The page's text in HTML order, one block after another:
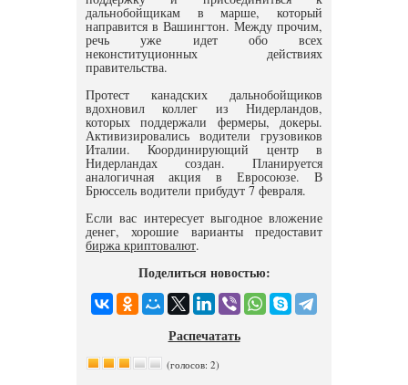
дальнобойщикам в марше, который
направится в Вашингтон. Между прочим,
речь уже идет обо всех
неконституционных действиях
правительства.
Протест канадских дальнобойщиков
вдохновил коллег из Нидерландов,
которых поддержали фермеры, докеры.
Активизировались водители грузовиков
Италии. Координирующий центр в
Нидерландах создан. Планируется
аналогичная акция в Евросоюзе. В
Брюссель водители прибудут 7 февраля.
Если вас интересует выгодное вложение
денег, хорошие варианты предоставит
биржа криптовалют.
Поделиться новостью:
Распечатать
(голосов: 2)